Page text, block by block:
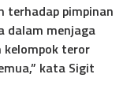
terhadap pimpinan
dalam menjaga
kelompok teror
kata Sigit